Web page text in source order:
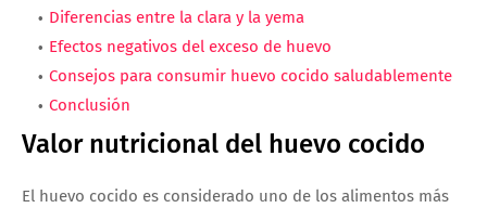
Diferencias entre la clara y la yema
Efectos negativos del exceso de huevo
Consejos para consumir huevo cocido saludablemente
Conclusión
Valor nutricional del huevo cocido
El huevo cocido es considerado uno de los alimentos más